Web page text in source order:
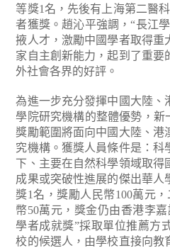
等獎1名，先後有上海第二醫
者獲獎。趙沁平強調，“長江
掖人才，激勵中國學者取得重
家自主創新能力，起到了重要
外社會各界的好評。
為進一步充分發揮中國大陸、
學院研究機構的整體優勢，新
獎勵範圍將面向中國大陸、港
究機構。獲獎人員條件是：科
下、主要在自然科學領域取得
成果或突破性進展的傑出華人
獎1名，獎勵人民幣100萬元
幣50萬元，獎金仍由香港李
學者成就獎”採取單位推薦方
校的候選人，由學校直接向教